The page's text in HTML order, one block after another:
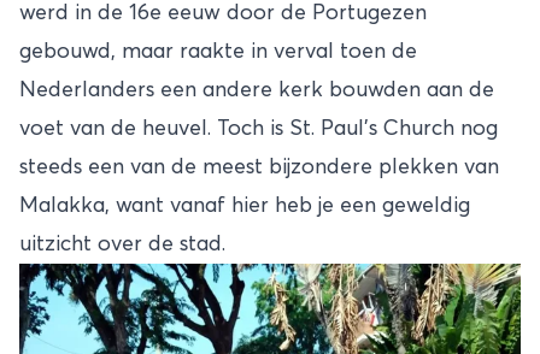
werd in de 16e eeuw door de Portugezen
gebouwd, maar raakte in verval toen de
Nederlanders een andere kerk bouwden aan de
voet van de heuvel. Toch is St. Paul’s Church nog
steeds een van de meest bijzondere plekken van
Malakka, want vanaf hier heb je een geweldig
uitzicht over de stad.